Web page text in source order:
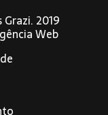
2019
Web